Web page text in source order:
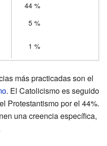
44 %
5 %
1 %
más practicadas son el
. El Catolicismo es seguido
Protestantismo por el 44%.
una creencia específica,